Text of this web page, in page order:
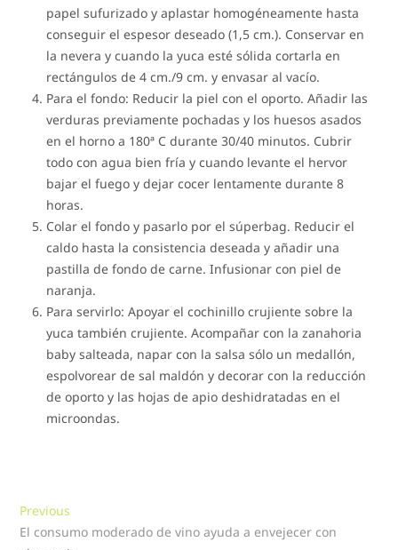
papel sufurizado y aplastar homogéneamente hasta
conseguir el espesor deseado (1,5 cm.). Conservar en
la nevera y cuando la yuca esté sólida cortarla en
rectángulos de 4 cm./9 cm. y envasar al vacío.
Para el fondo: Reducir la piel con el oporto. Añadir las
verduras previamente pochadas y los huesos asados
en el horno a 180ª C durante 30/40 minutos. Cubrir
todo con agua bien fría y cuando levante el hervor
bajar el fuego y dejar cocer lentamente durante 8
horas.
Colar el fondo y pasarlo por el súperbag. Reducir el
caldo hasta la consistencia deseada y añadir una
pastilla de fondo de carne. Infusionar con piel de
naranja.
Para servirlo: Apoyar el cochinillo crujiente sobre la
yuca también crujiente. Acompañar con la zanahoria
baby salteada, napar con la salsa sólo un medallón,
espolvorear de sal maldón y decorar con la reducción
de oporto y las hojas de apio deshidratadas en el
microondas.
Navegación
de
Previous
post:
El consumo moderado de vino ayuda a envejecer con